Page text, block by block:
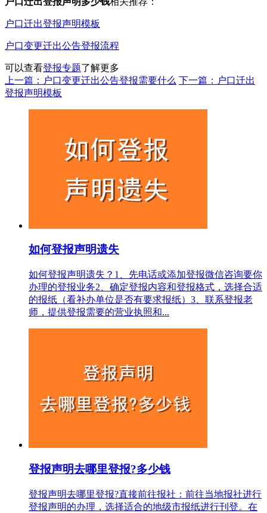
户口迁出登报声明模板
户口变更迁出公告登报流程
可以查看登报专题了解更多
上一篇：户口变更迁出公告登报需要什么 下一篇：户口迁出
登报声明模板
如何登报声明遗失
如何登报声明遗失？1、先电话或添加登报微信咨询要你
办理的登报业务2、确定登报内容和登报格式，选择合适
的报纸（看补办单位是否有要求报纸）3、联系登报老
师，提供登报需要的营业执照和...
登报声明去哪里登报?多少钱
登报声明去哪里登报?直接前往报社‌：‌前往当地报社进行
登报声明的办理，‌选择适合的地级市报纸进行刊登。‌‌在